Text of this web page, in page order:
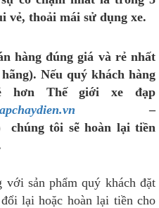
vẻ, thoải mái sử dụng xe.
hàng đúng giá và rẻ nhất
Nếu quý khách hàng
hơn Thếgiới xe đạp
–
chúng tôi sẽ hoàn lại tiền
với sản phẩm quý khách đặt
lại hoặc hoàn lại tiền cho